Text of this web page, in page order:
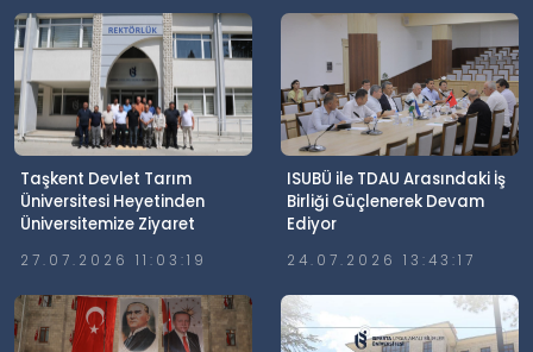
Taşkent Devlet Tarım
Üniversitesi Heyetinden
Üniversitemize Ziyaret
27.07.2026 11:03:19
ISUBÜ ile TDAU Arasındaki İş
Birliği Güçlenerek Devam
Ediyor
24.07.2026 13:43:17